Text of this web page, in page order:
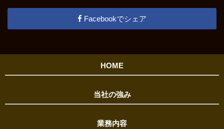
Facebookでシェア
HOME
当社の強み
業務内容